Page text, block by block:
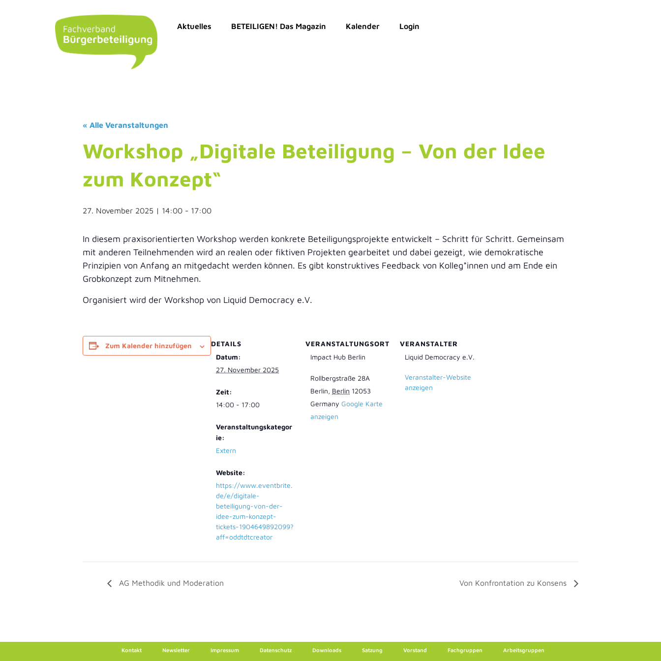
Aktuelles BETEILIGEN! Das Magazin Kalender Login
« Alle Veranstaltungen
Workshop „Digitale Beteiligung – Von der Idee
zum Konzept“
27. November 2025 | 14:00 - 17:00
In diesem praxisorientierten Workshop werden konkrete Beteiligungsprojekte entwickelt – Schritt für Schritt. Gemeinsam
mit anderen Teilnehmenden wird an realen oder fiktiven Projekten gearbeitet und dabei gezeigt, wie demokratische
Prinzipien von Anfang an mitgedacht werden können. Es gibt konstruktives Feedback von Kolleg*innen und am Ende ein
Grobkonzept zum Mitnehmen.
Organisiert wird der Workshop von Liquid Democracy e.V.
Zum Kalender hinzufügen
DETAILS
Datum:
27. November 2025
Zeit:
14:00 - 17:00
Veranstaltungskategor
ie:
Extern
Website:
https://www.eventbrite.
de/e/digitale-
beteiligung-von-der-
idee-zum-konzept-
tickets-1904649892099?
aff=oddtdtcreator
VERANSTALTUNGSORT
Impact Hub Berlin
Rollbergstraße 28A
Berlin, Berlin 12053
Germany Google Karte
anzeigen
VERANSTALTER
Liquid Democracy e.V.
Veranstalter-Website
anzeigen
AG Methodik und Moderation Von Konfrontation zu Konsens
Kontakt Newsletter Impressum Datenschutz Downloads Satzung Vorstand Fachgruppen Arbeitsgruppen